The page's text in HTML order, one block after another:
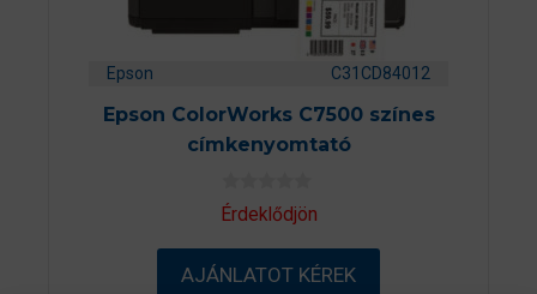
Epson C31CD84012
Epson ColorWorks C7500 színes
címkenyomtató
0
a
-
Érdeklődjön
AJÁNLATOT KÉREK